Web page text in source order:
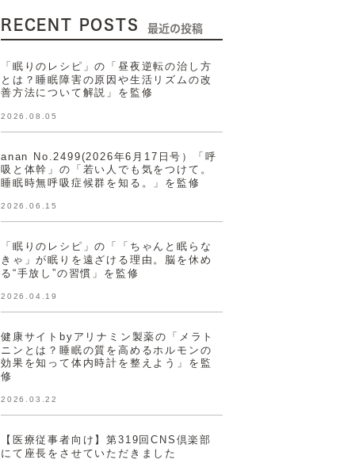
RECENT POSTS 最近の投稿
「眠りのレシピ」の「昼夜逆転の治し方
とは？睡眠障害の原因や生活リズムの改
善方法について解説」を監修
2026.08.05
anan No.2499(2026年6月17日号）「呼
吸と体幹」の「若い人でも気をつけて。
睡眠時無呼吸症候群を知る。」を監修
2026.06.15
「眠りのレシピ」の「「ちゃんと眠らな
きゃ」が眠りを遠ざける理由。脳を休め
る“手放し”の習慣」を監修
2026.04.19
健康サイトbyアリナミン製薬の「メラト
ニンとは？睡眠の質を高めるホルモンの
効果を知って体内時計を整えよう」を監
修
2026.03.22
【医療従事者向け】第319回CNS倶楽部
にて座長をさせていただきました